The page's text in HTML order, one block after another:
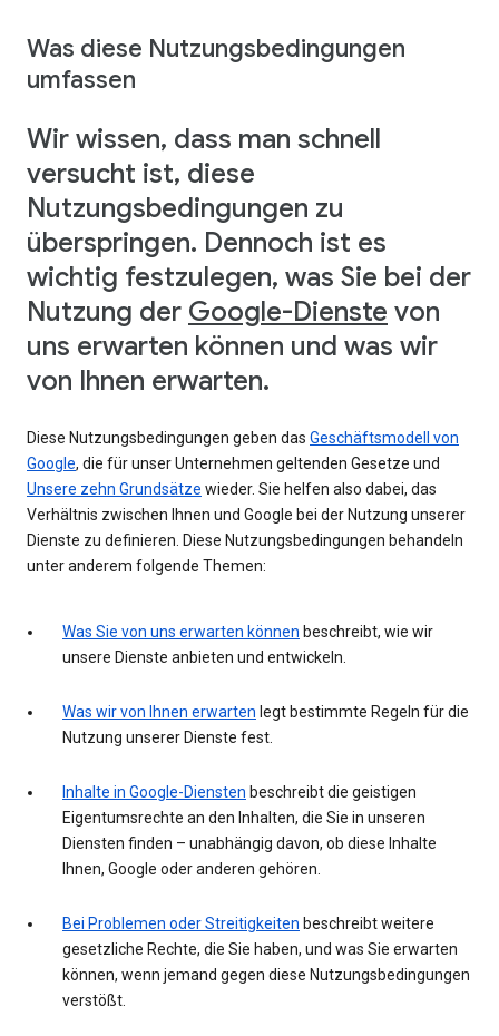
Was diese Nutzungsbedingungen
umfassen
Wir wissen, dass man schnell
versucht ist, diese
Nutzungsbedingungen zu
überspringen. Dennoch ist es
wichtig festzulegen, was Sie bei der
Nutzung der Google-Dienste von
uns erwarten können und was wir
von Ihnen erwarten.
Diese Nutzungsbedingungen geben das Geschäftsmodell von
Google, die für unser Unternehmen geltenden Gesetze und
Unsere zehn Grundsätze wieder. Sie helfen also dabei, das
Verhältnis zwischen Ihnen und Google bei der Nutzung unserer
Dienste zu definieren. Diese Nutzungsbedingungen behandeln
unter anderem folgende Themen:
Was Sie von uns erwarten können beschreibt, wie wir
unsere Dienste anbieten und entwickeln.
Was wir von Ihnen erwarten legt bestimmte Regeln für die
Nutzung unserer Dienste fest.
Inhalte in Google-Diensten beschreibt die geistigen
Eigentumsrechte an den Inhalten, die Sie in unseren
Diensten finden – unabhängig davon, ob diese Inhalte
Ihnen, Google oder anderen gehören.
Bei Problemen oder Streitigkeiten beschreibt weitere
gesetzliche Rechte, die Sie haben, und was Sie erwarten
können, wenn jemand gegen diese Nutzungsbedingungen
verstößt.